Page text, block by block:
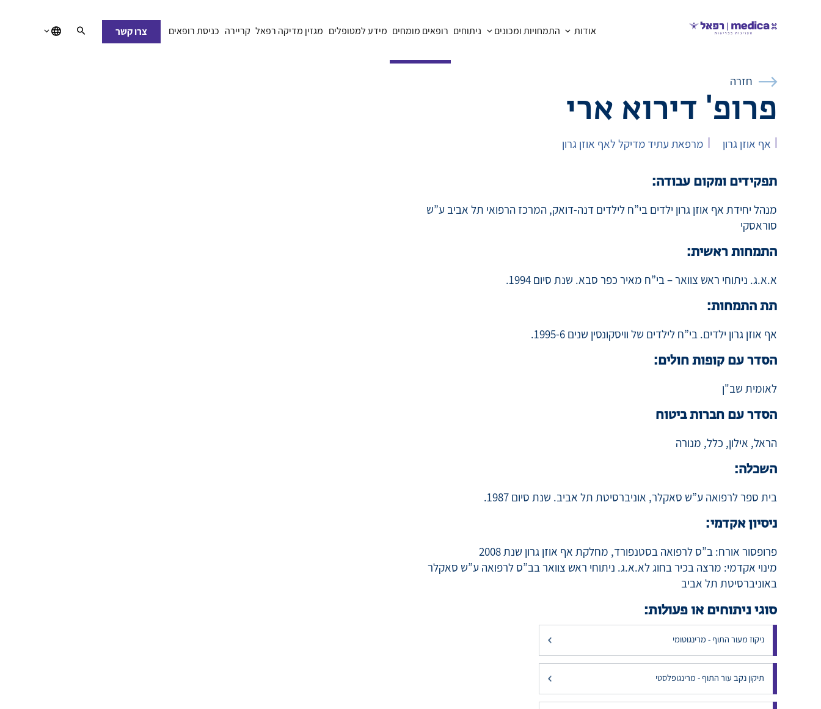
אודות התמחויות ומכונים ניתוחים רופאים מומחים מידע למטופלים מגזין מדיקה רפאל קריירה כניסת רופאים צרו קשר
חזרה
פרופ' דירוא ארי
אף אוזן גרון מרפאת עתיד מדיקל לאף אוזן גרון
תפקידים ומקום עבודה:
מנהל יחידת אף אוזן גרון ילדים בי”ח לילדים דנה-דואק, המרכז הרפואי תל אביב ע”ש
סוראסקי
התמחות ראשית:
א.א.ג. ניתוחי ראש צוואר – בי”ח מאיר כפר סבא. שנת סיום 1994.
תת התמחות:
אף אוזן גרון ילדים. בי”ח לילדים של וויסקונסין שנים 1995-6.
הסדר עם קופות חולים:
לאומית שב"ן
הסדר עם חברות ביטוח
הראל, אילון, כלל, מנורה
השכלה:
בית ספר לרפואה ע”ש סאקלר, אוניברסיטת תל אביב. שנת סיום 1987.
ניסיון אקדמי:
פרופסור אורח: ב”ס לרפואה בסטנפורד, מחלקת אף אוזן גרון שנת 2008
מינוי אקדמי: מרצה בכיר בחוג לא.א.ג. ניתוחי ראש צוואר בב”ס לרפואה ע”ש סאקלר
באוניברסיטת תל אביב
סוגי ניתוחים או פעולות:
ניקוז מעור התוף - מרינגוטומי
תיקון נקב עור התוף - מרינגופלסטי